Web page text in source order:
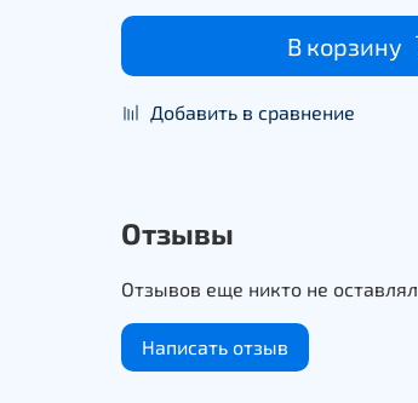
В корзину
Добавить в сравнение
Отзывы
Отзывов еще никто не оставлял
Написать отзыв